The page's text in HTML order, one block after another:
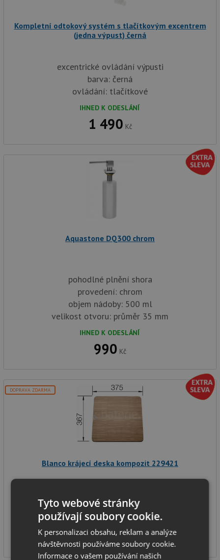
Kompletní odtokový systém s tlačítkovým excentrem
(jedna výpust) černá
excentrické ovládání výpusti
barva: černá
ovládání: tlačítkové
IHNED K ODESLÁNÍ
1 490 Kč
Aquastone DQ300 chrom
pohodlné plnění shora
provedení: chrom
objem nádoby: 500 ml
velikost otvoru: průměr 35 mm
IHNED K ODESLÁNÍ
990 Kč
DOPRAVA ZDARMA
Blanco krájecí deska kompozit 229421
Blanco krájecí deska dřevěná 218313
SKLADEM
3 825
Tyto webové stránky
používají soubory cookie.
K personalizaci obsahu, reklam a analýze
návštěvnosti používáme soubory cookie.
Informace o vašem používání našich